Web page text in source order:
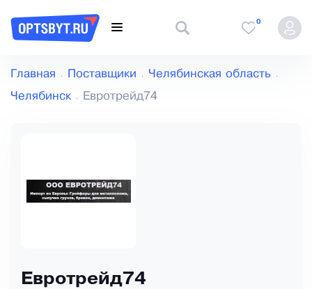
0
Главная Поставщики Челябинская область
Челябинск Евротрейд74
Евротрейд74